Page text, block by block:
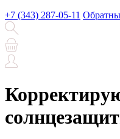
+7 (343) 287-05-11